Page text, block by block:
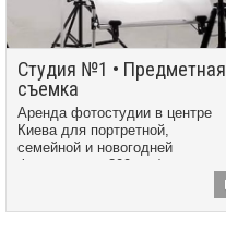
Студия №1 • Предметная
съемка
Аренда фотостудии в центре
Киева для портретной,
семейной и новогодней
фотосъемки. 300 грн/час